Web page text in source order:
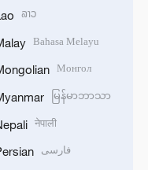
ລາວ
Bahasa Melayu
Монгол
မြန်မာဘာသာ
नेपाली
فارسی